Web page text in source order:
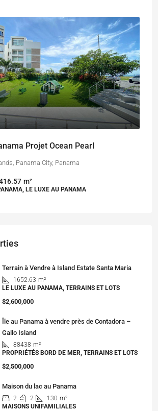
Projet Ocean Pearl
Panama City, Panama
m²
LE LUXE AU PANAMA
Terrain à Vendre à Island Estate Santa Maria
1652.63 m²
LE LUXE AU PANAMA, TERRAINS ET LOTS
$2,600,000
Île au Panama à vendre près de Contadora –
Gallo Island
88438 m²
PROPRIÉTÉS BORD DE MER, TERRAINS ET LOTS
$2,500,000
Maison du lac au Panama
2 2 130 m²
MAISONS UNIFAMILIALES